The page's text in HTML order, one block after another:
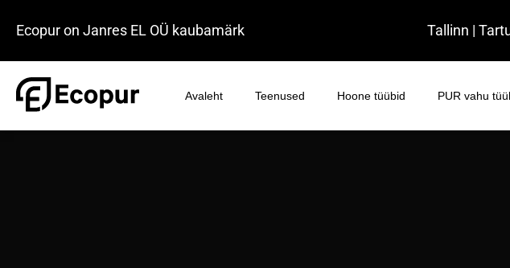
Ecopur on Janres EL OÜ kaubamärk Tallinn |
Avaleht Teenused Hoone tüübid PUR vahu